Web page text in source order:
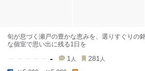
旬が息づく瀬戸の豊かな恵みを、選りすぐりの
な個室で思い出に残る1日を
- 1 人 281 人